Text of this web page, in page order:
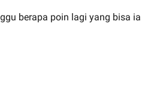
berapa poin lagi yang bisa ia